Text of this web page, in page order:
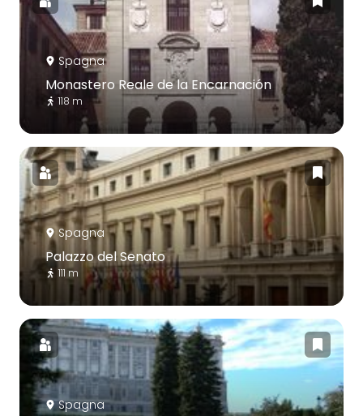
Spagna
Monastero Reale de la Encarnación
118 m
Spagna
Palazzo del Senato
111 m
Spagna